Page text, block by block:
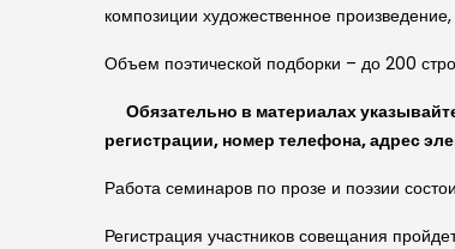
композиции художественное
Объем поэтической подборки – до 200
Обязательно в материалах
регистрации, номер телефона, адрес
Работа семинаров по прозе и поэзии
Регистрация участников совещания